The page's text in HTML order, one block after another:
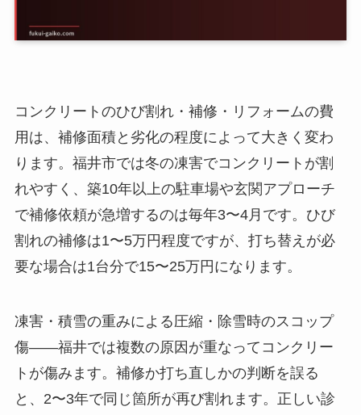
コンクリートのひび割れ・補修・リフォームの費
用は、補修面積と劣化の程度によって大きく変わ
ります。福井市では冬の凍害でコンクリートが割
れやすく、築10年以上の駐車場や玄関アプローチ
で補修依頼が急増するのは毎年3〜4月です。ひび
割れの補修は1〜5万円程度ですが、打ち替えが必
要な場合は1台分で15〜25万円になります。
凍害・積雪の重みによる圧縮・除雪時のスコップ
傷——福井では複数の原因が重なってコンクリー
トが傷みます。補修か打ち直しかの判断を誤る
と、2〜3年で同じ箇所が再び割れます。正しい診